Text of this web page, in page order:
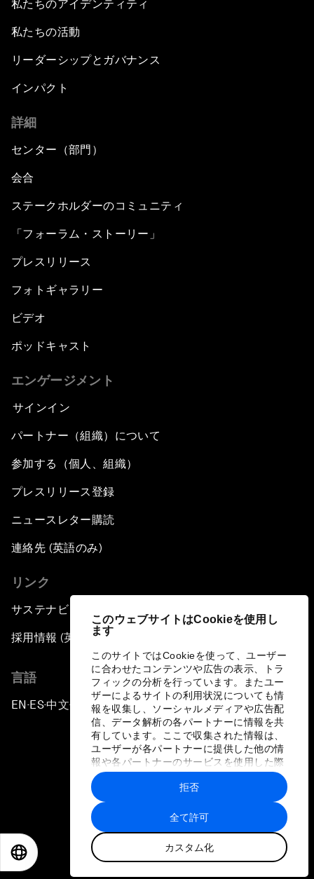
このウェブサイトはCookieを使用し
ます
このサイトではCookieを使って、ユーザー
に合わせたコンテンツや広告の表示、トラ
フィックの分析を行っています。またユー
ザーによるサイトの利用状況についても情
報を収集し、ソーシャルメディアや広告配
信、データ解析の各パートナーに情報を共
有しています。ここで収集された情報は、
ユーザーが各パートナーに提供した他の情
報や各パートナーのサービスを使用した際
に収集された情報と組み合わされ、各パー
トナーによって使用されることがありま
す。
全て許可
カスタム化
拒否
私たちのアイデンティティ
私たちの活動
リーダーシップとガバナンス
インパクト
詳細
センター（部門）
会合
ステークホルダーのコミュニティ
「フォーラム・ストーリー」
プレスリリース
フォトギャラリー
ビデオ
ポッドキャスト
エンゲージメント
サインイン
パートナー（組織）について
参加する（個人、組織）
プレスリリース登録
ニュースレター購読
連絡先 (英語のみ)
リンク
サステナビリティへの取り組み
採用情報 (英語のみ)
言語
EN ▪ ES▪中文▪ 日本語
プライバシーポリシーと利用規約
サイトマップ
©
世界経済フォーラム